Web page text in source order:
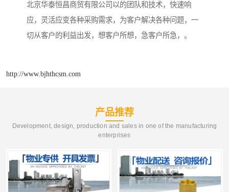
北京华泰恒昌商贸有限公司以的团队和技术，快速响
应，灵活应变各种采购需求，为客户解决各种问题，一
切从客户的利益出发，想客户所想，急客户所急，。
http://www.bjhthcsm.com
产品推荐
Development, design, production and sales in one of the manufacturing
enterprises